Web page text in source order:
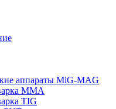
аппараты MiG-MAG
MMA
TIG